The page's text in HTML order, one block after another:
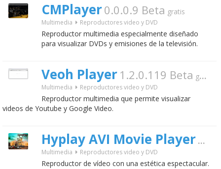
CMPlayer0.0.0.9 Beta gratis
Multimedia Reproductores video y DVD
Reproductor multimedia especialmente diseñado
para visualizar DVDs y emisiones de la televisión.
Veoh Player 1.2.0.119 Beta gratis
Multimedia Reproductores video y DVD
Reproductor multimedia que permite visualizar
videos de Youtube y Google Video.
Hyplay AVI Movie Player
Multimedia Reproductores video y DVD
Reproductor de vídeo con una estética espectacular.